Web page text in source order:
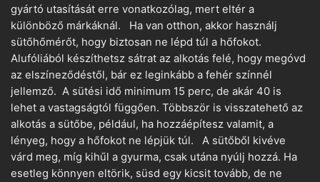
gyártó utasítását erre vonatkozólag, mert eltér a
különböző márkáknál. Ha van otthon, akkor használj
sütőhőmérőt, hogy biztosan ne lépd túl a hőfokot.
Alufóliából készíthetsz sátrat az alkotás felé, hogy megóvd
az elszíneződéstől, bár ez leginkább a fehér színnél
jellemző. A sütési idő minimum 15 perc, de akár 40 is
lehet a vastagságtól függően. Többször is visszatehető az
alkotás a sütőbe, például, ha hozzáépítesz valamit, a
lényeg, hogy a hőfokot ne lépjük túl. A sütőből kivéve
várd meg, míg kihűl a gyurma, csak utána nyúlj hozzá. Ha
esetleg könnyen eltörik, süsd egy kicsit tovább, de ne